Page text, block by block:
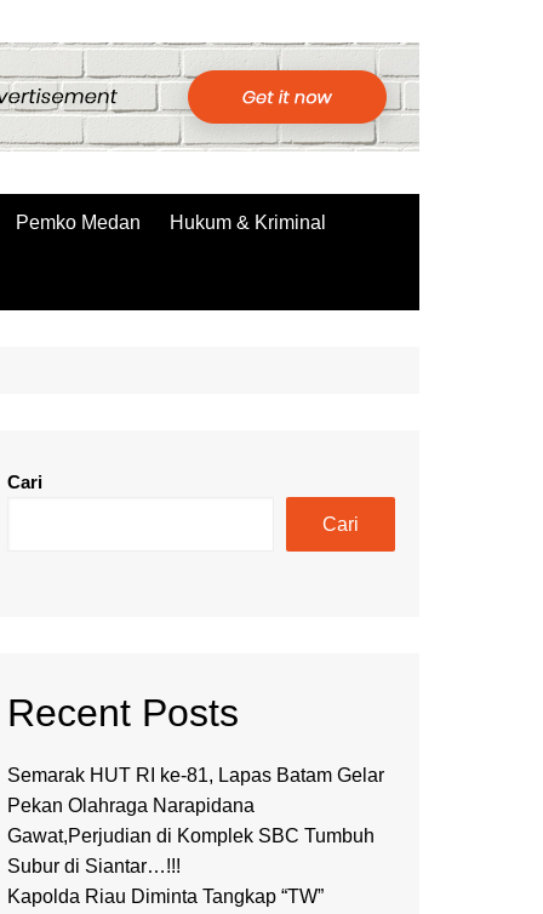
Pemko Medan Hukum & Kriminal
Cari
Cari
Recent Posts
Semarak HUT RI ke-81, Lapas Batam Gelar
Pekan Olahraga Narapidana
Gawat,Perjudian di Komplek SBC Tumbuh
Subur di Siantar…!!!
Kapolda Riau Diminta Tangkap “TW”